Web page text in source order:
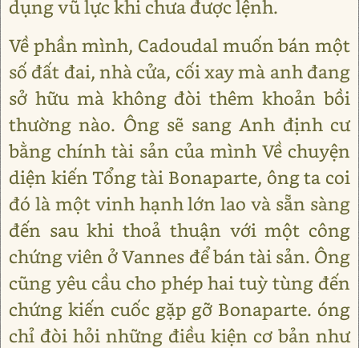
dụng vũ lực khi chưa được lệnh.
Về phần mình, Cadoudal muốn bán một
số đất đai, nhà cửa, cối xay mà anh đang
sở hữu mà không đòi thêm khoản bồi
thường nào. Ông sẽ sang Anh định cư
bằng chính tài sản của mình Về chuyện
diện kiến Tổng tài Bonaparte, ông ta coi
đó là một vinh hạnh lớn lao và sẵn sàng
đến sau khi thoả thuận với một công
chứng viên ở Vannes để bán tài sản. Ông
cũng yêu cầu cho phép hai tuỳ tùng đến
chứng kiến cuốc gặp gỡ Bonaparte. óng
chỉ đòi hỏi những điều kiện cơ bản như